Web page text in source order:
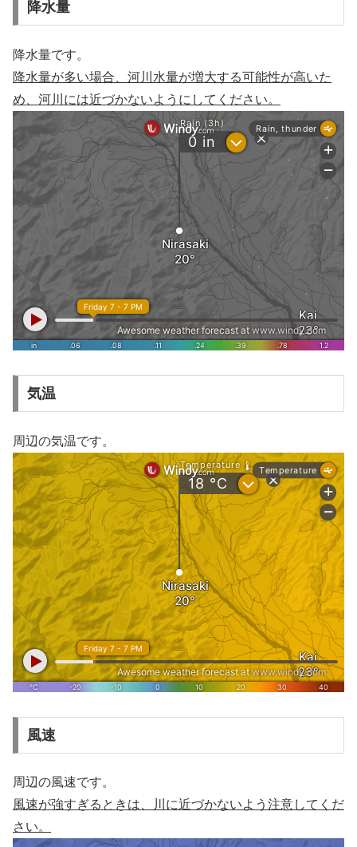
降水量
降水量です。
降水量が多い場合、河川水量が増大する可能性が高いた
め、河川には近づかないようにしてください。
気温
周辺の気温です。
風速
周辺の風速です。
風速が強すぎるときは、川に近づかないよう注意してくだ
さい。